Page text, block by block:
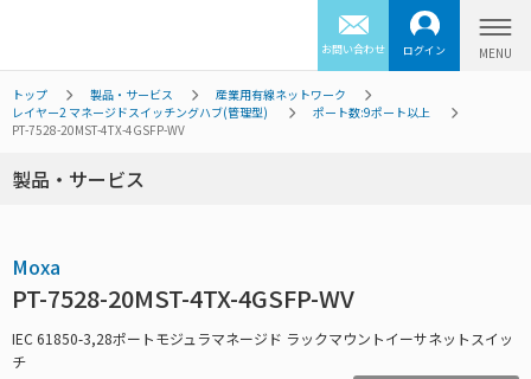
お問い合わせ ログイン
トップ 製品・サービス
産業用有線ネットワーク
レイヤー2 マネージドスイッチングハブ(管理型)
ポート数:9ポート以上
PT-7528-20MST-4TX-4GSFP-WV
製品・サービス
Moxa
PT-7528-20MST-4TX-4GSFP-WV
IEC 61850-3,28ポートモジュラマネージド ラックマウントイーサネットスイッ
チ